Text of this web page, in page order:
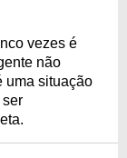
vezes é
não
uma situação
ser